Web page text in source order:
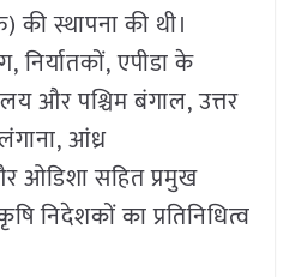
स्थापना की थी।
एपीडा के
और पश्चिम बंगाल, उत्तर
आंध्र
ओडिशा सहित प्रमुख
निदेशकों का प्रतिनिधित्व